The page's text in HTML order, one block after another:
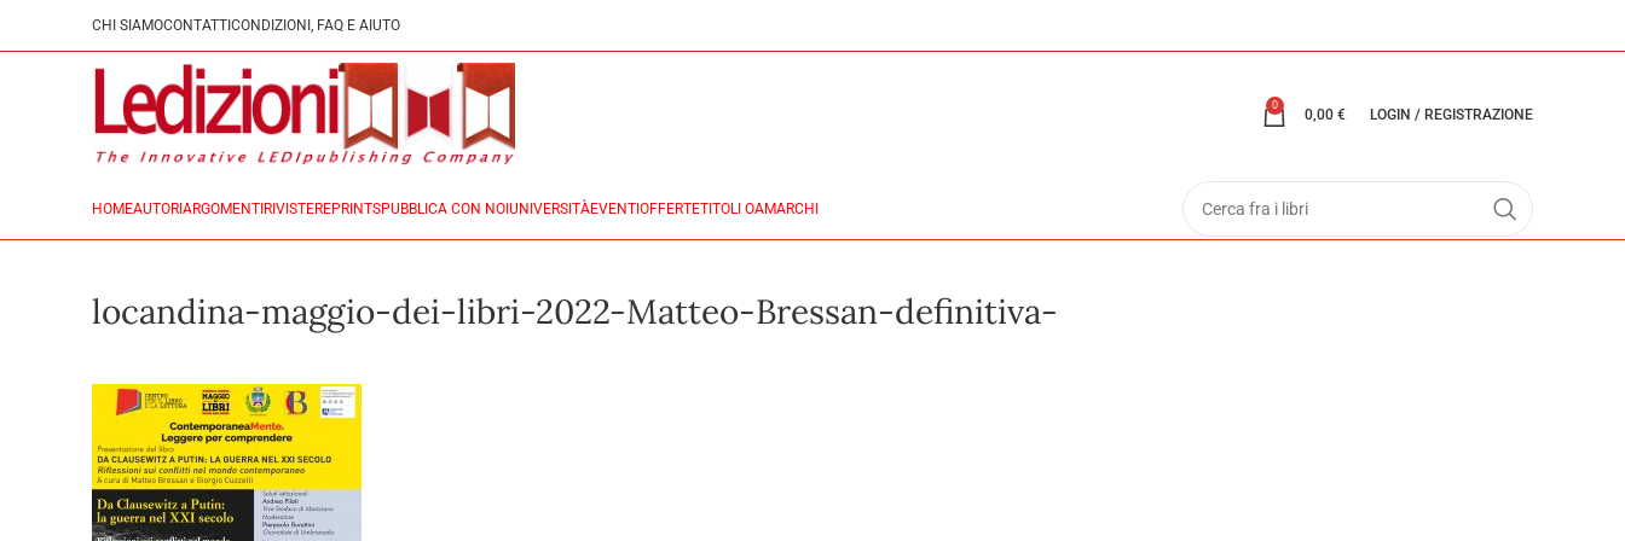
CHI SIAMOCONTATTI CONDIZIONI, FAQ E AIUTO
0
0,00 € LOGIN / REGISTRAZIONE
HOMEAUTORI ARGOMENTI RIVISTEREPRINTSPUBBLICA CON NOI UNIVERSITÀEVENTI OFFERTETITOLI OAMARCHI
locandina-maggio-dei-libri-2022-Matteo-Bressan-definitiva-